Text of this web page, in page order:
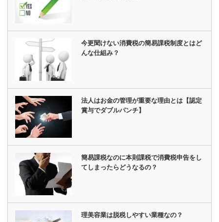
今更聞けない消費税の簡易課税制度とはど
んな仕組み？
法人はお金の管理が重要な理由とは【認定
賞与でダブルパンチ】
簡易課税なのに本則課税で消費税申告をし
てしまったらどうなるの？
理美容業は脱税しやすい業種なの？